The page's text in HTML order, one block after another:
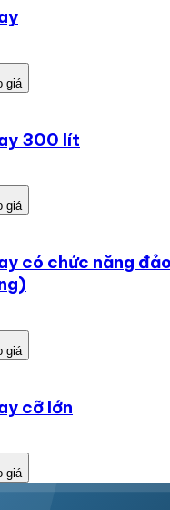
giá
300 lít
giá
có chức năng
giá
cỡ lớn
giá